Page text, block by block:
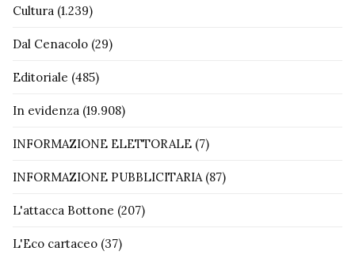
Cultura (1.239)
Dal Cenacolo (29)
Editoriale (485)
In evidenza (19.908)
INFORMAZIONE ELETTORALE (7)
INFORMAZIONE PUBBLICITARIA (87)
L'attacca Bottone (207)
L'Eco cartaceo (37)